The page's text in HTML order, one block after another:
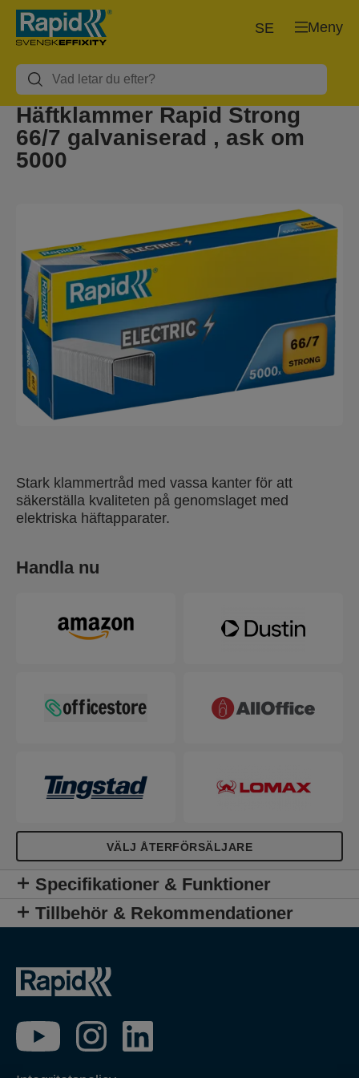
Meny
SE
Häftklammer Rapid Strong
66/7 galvaniserad , ask om
5000
Stark klammertråd med vassa kanter för att
säkerställa kvaliteten på genomslaget med
elektriska häftapparater.
Handla nu
VÄLJ ÅTERFÖRSÄLJARE
Specifikationer & Funktioner
Tillbehör & Rekommendationer